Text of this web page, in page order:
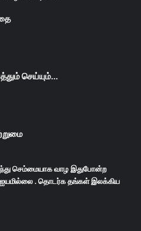
செய்யும்…
செம்மையாக வாழ இதுபோன்ற
ஐயமில்லை . தொடர்க தங்கள் இலக்கிய